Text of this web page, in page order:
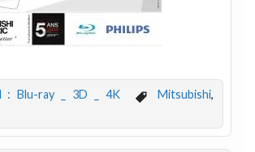
: Blu-ray _ 3D _ 4K Mitsubishi,